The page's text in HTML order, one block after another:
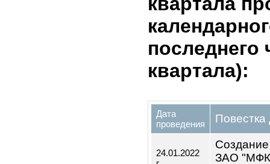
2.1.
годом
го числа
квартала